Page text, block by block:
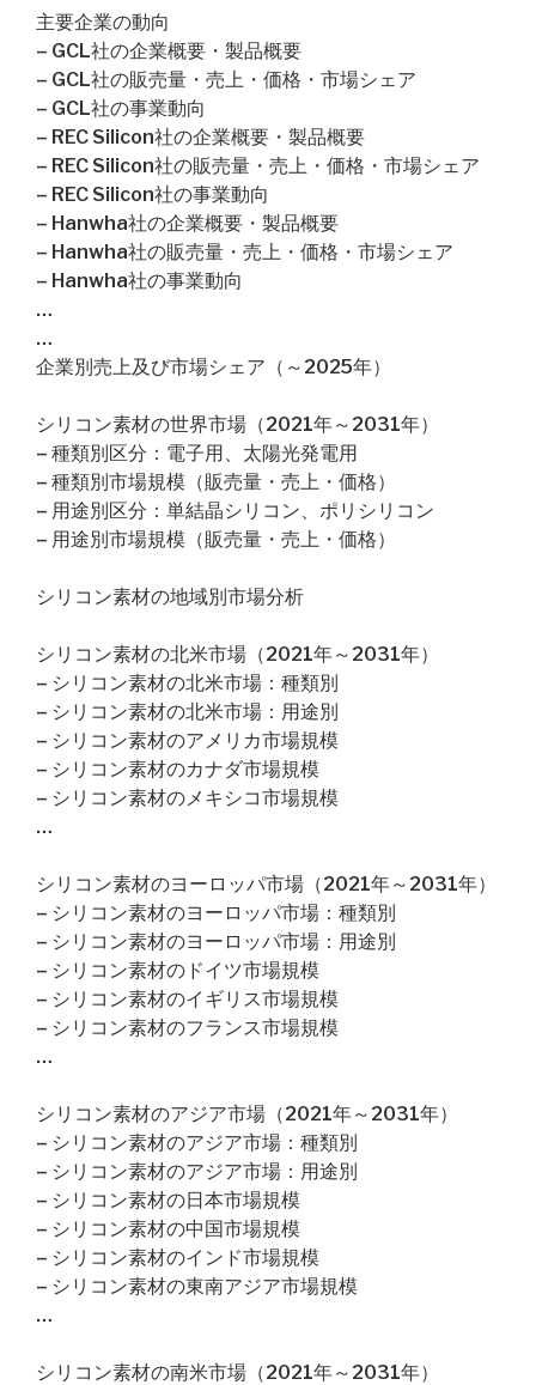
主要企業の動向
– GCL社の企業概要・製品概要
– GCL社の販売量・売上・価格・市場シェア
– GCL社の事業動向
– REC Silicon社の企業概要・製品概要
– REC Silicon社の販売量・売上・価格・市場シェア
– REC Silicon社の事業動向
– Hanwha社の企業概要・製品概要
– Hanwha社の販売量・売上・価格・市場シェア
– Hanwha社の事業動向
…
…
企業別売上及び市場シェア（～2025年）
シリコン素材の世界市場（2021年～2031年）
– 種類別区分：電子用、太陽光発電用
– 種類別市場規模（販売量・売上・価格）
– 用途別区分：単結晶シリコン、ポリシリコン
– 用途別市場規模（販売量・売上・価格）
シリコン素材の地域別市場分析
シリコン素材の北米市場（2021年～2031年）
– シリコン素材の北米市場：種類別
– シリコン素材の北米市場：用途別
– シリコン素材のアメリカ市場規模
– シリコン素材のカナダ市場規模
– シリコン素材のメキシコ市場規模
…
シリコン素材のヨーロッパ市場（2021年～2031年）
– シリコン素材のヨーロッパ市場：種類別
– シリコン素材のヨーロッパ市場：用途別
– シリコン素材のドイツ市場規模
– シリコン素材のイギリス市場規模
– シリコン素材のフランス市場規模
…
シリコン素材のアジア市場（2021年～2031年）
– シリコン素材のアジア市場：種類別
– シリコン素材のアジア市場：用途別
– シリコン素材の日本市場規模
– シリコン素材の中国市場規模
– シリコン素材のインド市場規模
– シリコン素材の東南アジア市場規模
…
シリコン素材の南米市場（2021年～2031年）